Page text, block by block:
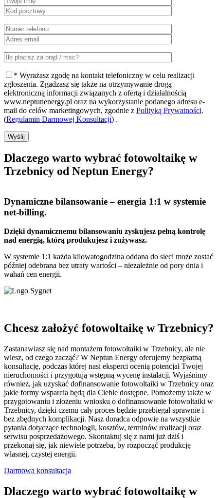
* Wyrażasz zgodę na kontakt telefoniczny w celu realizacji
zgłoszenia. Zgadzasz się także na otrzymywanie drogą
elektroniczną informacji związanych z ofertą i działalnością
www.neptunenergy.pl oraz na wykorzystanie podanego adresu e-
mail do celów marketingowych, zgodnie z Polityką Prywatności.
(Regulamin Darmowej Konsultacji) .
Wyślij
Dlaczego warto wybrać fotowoltaikę w
Trzebnicy od Neptun Energy?
Dynamiczne bilansowanie– energia 1:1 w systemie
net-billing.
Dzięki dynamicznemu bilansowaniu zyskujesz pełną kontrolę
nad energią, którą produkujesz i zużywasz.
W systemie 1:1 każda kilowatogodzina oddana do sieci może zostać
później odebrana bez utraty wartości – niezależnie od pory dnia i
wahań cen energii.
Chcesz założyć fotowoltaikę w Trzebnicy?
Zastanawiasz się nad montażem fotowoltaiki w Trzebnicy, ale nie
wiesz, od czego zacząć? W Neptun Energy oferujemy bezpłatną
konsultację, podczas której nasi eksperci ocenią potencjał Twojej
nieruchomości i przygotują wstępną wycenę instalacji. Wyjaśnimy
również, jak uzyskać dofinansowanie fotowoltaiki w Trzebnicy oraz
jakie formy wsparcia będą dla Ciebie dostępne. Pomożemy także w
przygotowaniu i złożeniu wniosku o dofinansowanie fotowoltaiki w
Trzebnicy, dzięki czemu cały proces będzie przebiegał sprawnie i
bez zbędnych komplikacji. Nasz doradca odpowie na wszystkie
pytania dotyczące technologii, kosztów, terminów realizacji oraz
serwisu posprzedażowego. Skontaktuj się z nami już dziś i
przekonaj się, jak niewiele potrzeba, by rozpocząć produkcję
własnej, czystej energii.
Darmowa konsultacja
Dlaczego warto wybrać fotowoltaikę w